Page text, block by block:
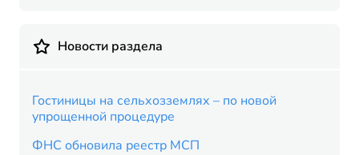
Новости раздела
Гостиницы на сельхозземлях – по новой
упрощенной процедуре
ФНС обновила реестр МСП